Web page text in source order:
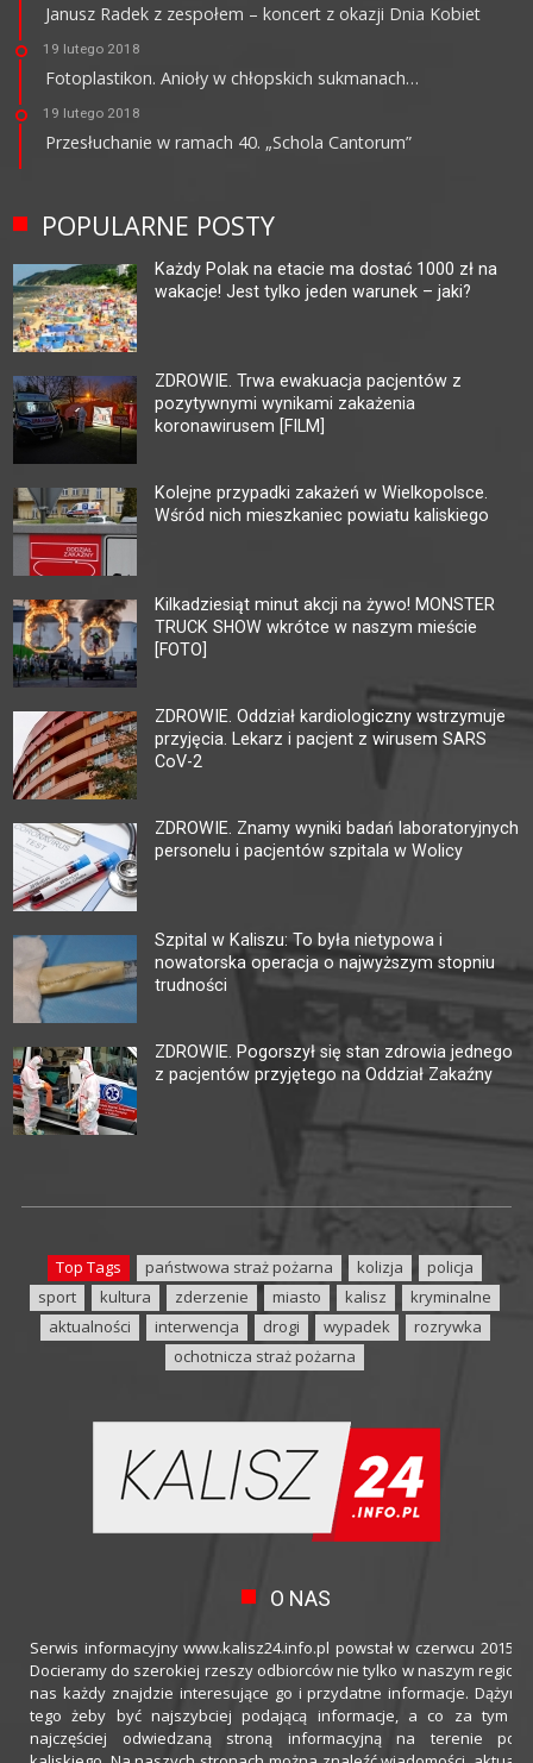
Janusz Radek z zespołem – koncert z okazji Dnia Kobiet
19 lutego 2018
Fotoplastikon. Anioły w chłopskich sukmanach…
19 lutego 2018
Przesłuchanie w ramach 40. „Schola Cantorum”
POPULARNE POSTY
Każdy Polak na etacie ma dostać 1000 zł na
wakacje! Jest tylko jeden warunek – jaki?
ZDROWIE. Trwa ewakuacja pacjentów z
pozytywnymi wynikami zakażenia
koronawirusem [FILM]
Kolejne przypadki zakażeń w Wielkopolsce.
Wśród nich mieszkaniec powiatu kaliskiego
Kilkadziesiąt minut akcji na żywo! MONSTER
TRUCK SHOW wkrótce w naszym mieście
[FOTO]
ZDROWIE. Oddział kardiologiczny wstrzymuje
przyjęcia. Lekarz i pacjent z wirusem SARS
CoV-2
ZDROWIE. Znamy wyniki badań laboratoryjnych
personelu i pacjentów szpitala w Wolicy
Szpital w Kaliszu: To była nietypowa i
nowatorska operacja o najwyższym stopniu
trudności
ZDROWIE. Pogorszył się stan zdrowia jednego
z pacjentów przyjętego na Oddział Zakaźny
Top Tags państwowa straż pożarna kolizja
policja
sport
kultura zderzenie miasto kalisz
kryminalne
aktualności
interwencja drogi wypadek
rozrywka
ochotnicza straż pożarna
O NAS
Serwis informacyjny www.kalisz24.info.pl powstał w czerwcu 2015
Docieramy do szerokiej rzeszy odbiorców nie tylko w naszym
nas każdy znajdzie interesujące go i przydatne informacje.
tego żeby być najszybciej podającą informacje, a co za tym
najczęściej odwiedzaną stroną informacyjną na terenie